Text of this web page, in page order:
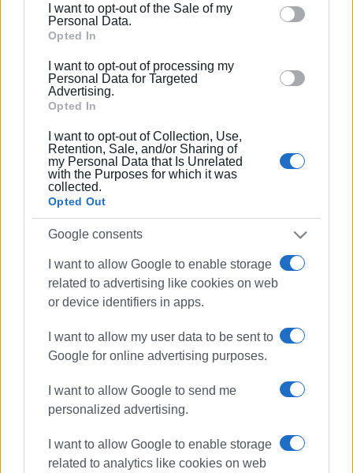
behaviour. You may click to grant or deny consent to
Google and its third-party tags to use your data for
section.
I want to opt-out of the Sale of my
Personal Data.
Opted In
I want to opt-out of processing my
Personal Data for Targeted
Advertising.
Opted In
I want to opt-out of Collection, Use,
Retention, Sale, and/or Sharing of
my Personal Data that Is Unrelated
with the Purposes for which it was
collected.
Opted Out
Google consents
I want to allow Google to enable storage
related to advertising like cookies on web
or device identifiers in apps.
I want to allow my user data to be sent to
Google for online advertising purposes.
I want to allow Google to send me
personalized advertising.
I want to allow Google to enable storage
related to analytics like cookies on web
Πηγή:iefimerida.gr
Εμφανίσεις: 75
Ακολουθήστε το enimerosi στο
Συνδρομητές στο e-paper